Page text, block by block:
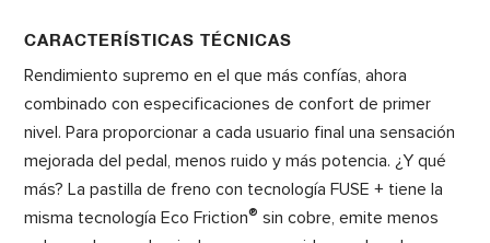
CARACTERÍSTICAS TÉCNICAS
Rendimiento supremo en el que más confías, ahora
combinado con especificaciones de confort de primer
nivel. Para proporcionar a cada usuario final una sensación
mejorada del pedal, menos ruido y más potencia. ¿Y qué
más? La pastilla de freno con tecnología FUSE + tiene la
misma tecnología Eco Friction® sin cobre, emite menos